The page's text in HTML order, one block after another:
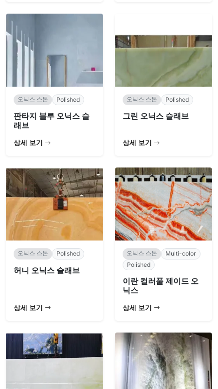
오닉스 스톤 Polished
판타지 블루 오닉스 슬
래브
상세 보기
오닉스 스톤 Polished
그린 오닉스 슬래브
상세 보기
오닉스 스톤 Polished
허니 오닉스 슬래브
상세 보기
오닉스 스톤
Multi-color
Polished
이란 컬러풀 제이드 오
닉스
상세 보기